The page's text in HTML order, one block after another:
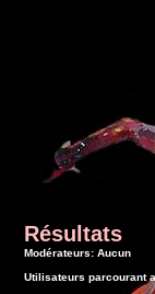
Résultats
Modérateurs: Aucun
Utilisateurs parcourant